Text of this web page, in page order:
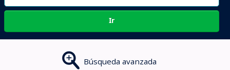
Ir
Búsqueda avanzada